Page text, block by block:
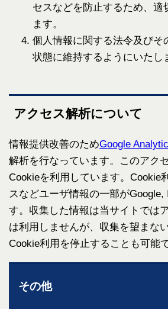
セスなどを防止するため、適
ます。
個人情報に関する法令及びそ
状態に維持するようにいたし
アクセス解析について
情報提供改善のためGoogle
解析を行なっています。このアク
Cookieを利用しています。Cookie
スなどユーザ情報の一部がGoogle,
す。収集した情報は当サイトでは
は利用しませんが、収集を望まな
Cookie利用を停止することも可能で
その他